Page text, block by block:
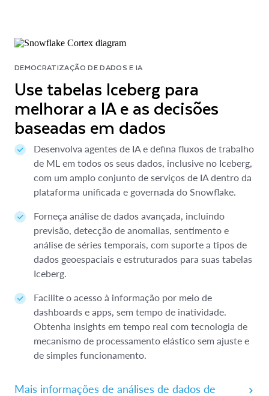
DEMOCRATIZAÇÃO DE DADOS E IA
Use tabelas Iceberg para
melhorar a IA e as decisões
baseadas em dados
Desenvolva agentes de IA e defina fluxos de trabalho
de ML em todos os seus dados, inclusive no Iceberg,
com um amplo conjunto de serviços de IA dentro da
plataforma unificada e governada do Snowflake.
Forneça análise de dados avançada, incluindo
previsão, detecção de anomalias, sentimento e
análise de séries temporais, com suporte a tipos de
dados geoespaciais e estruturados para suas tabelas
Iceberg.
Facilite o acesso à informação por meio de
dashboards e apps, sem tempo de inatividade.
Obtenha insights em tempo real com tecnologia de
mecanismo de processamento elástico sem ajuste e
de simples funcionamento.
Mais informações de análises de dados de